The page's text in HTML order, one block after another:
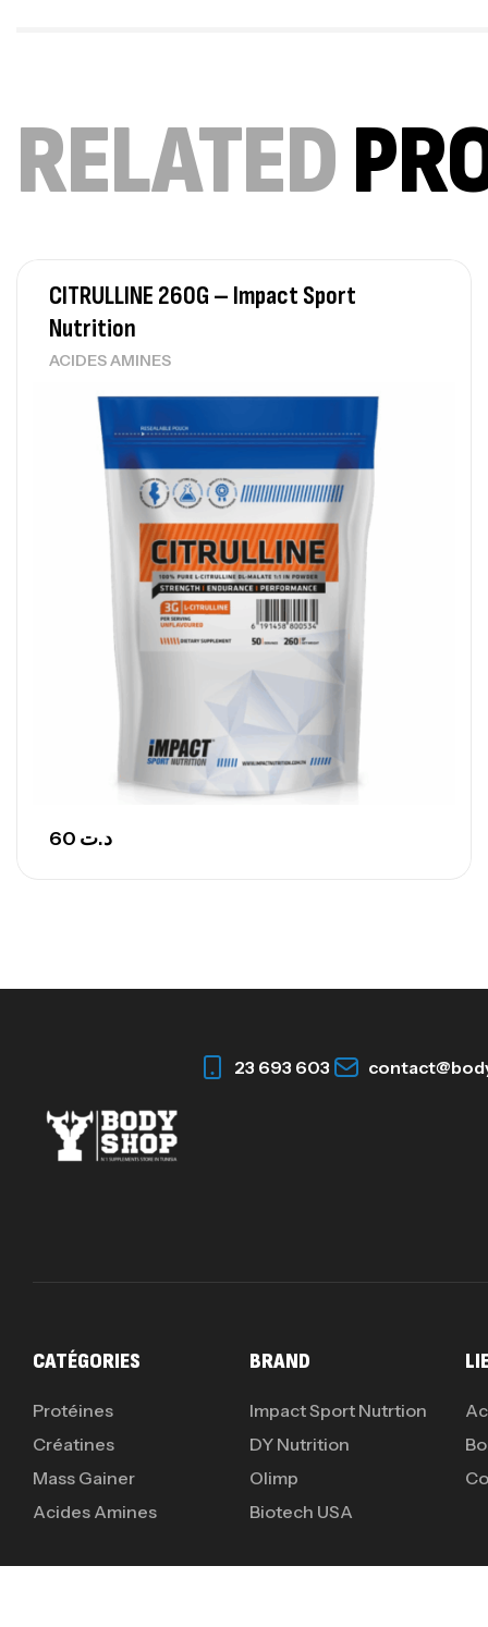
RELATED
CITRULLINE 260G – Impact Sport
Nutrition
ACIDES AMINES
د.ت
23 693 603
CATÉGORIES
Protéines
Créatines
Mass Gainer
Acides Amines
BRAND
Impact Sport Nutrtion
DY Nutrition
Olimp
Biotech USA